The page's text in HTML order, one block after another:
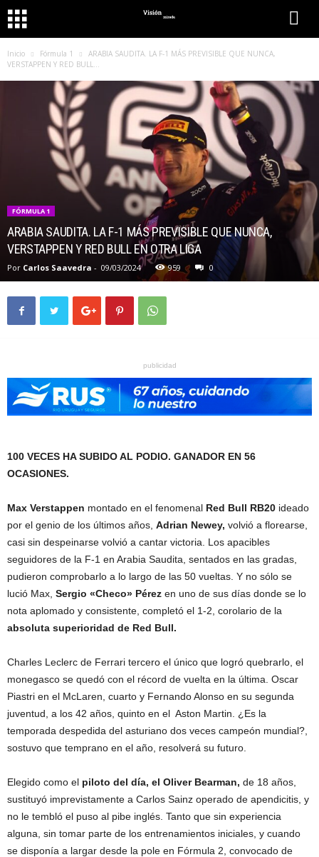
Inicio Fórmula 1
ARABIA SAUDITA. LA F-1 MÁS PREVISIBLE QUE NUNCA,
VERSTAPPEN Y RED BULL...
FÓRMULA 1
ARABIA SAUDITA. LA F-1 MÁS PREVISIBLE QUE NUNCA,
VERSTAPPEN Y RED BULL EN OTRA LIGA
Por Carlos Saavedra - 09/03/2024 959 0
publicidad
100 VECES HA SUBIDO AL PODIO. GANADOR EN 56
OCASIONES.
Max Verstappen montado en el fenomenal Red Bull RB20 ideado
por el genio de los últimos años, Adrian Newey, volvió a florearse,
casi sin despeinarse volvió a cantar victoria. Los apacibles
seguidores de la F-1 en Arabia Saudita, sentados en las gradas,
pudieron comprobarlo a lo largo de las 50 vueltas. Y no sólo se
lució Max, Sergio «Checo» Pérez en uno de sus días donde se lo
nota aplomado y consistente, completó el 1-2, corolario de la
absoluta superioridad de Red Bull.
Charles Leclerc de Ferrari tercero el único que logró quebrarlo, el
monegasco se quedó con el récord de vuelta en la última. Oscar
Piastri en el McLaren, cuarto y Fernando Alonso en su segunda
juventud, a los 42 años, quinto en el Aston Martin. ¿Es la
temporada despedida del asturiano dos veces campeón mundial?,
sostuvo que temprano en el año, resolverá su futuro.
Elegido como el piloto del día, el Oliver Bearman, de 18 años,
sustituyó imprevistamente a Carlos Sainz operado de apendicitis, y
no le tembló el puso al pibe inglés. Tanto que sin experiencia
alguna, sin tomar parte de los entrenamientos iniciales, y cuando
se disponía a largar desde la pole en Fórmula 2, convocado de